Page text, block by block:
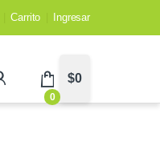
Carrito Ingresar
0
$0